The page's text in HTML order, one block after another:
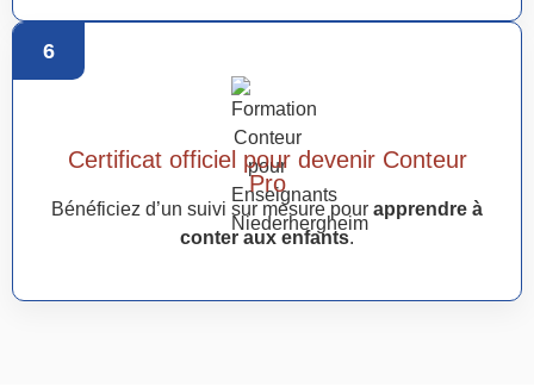
6
Certificat officiel pour devenir Conteur
Pro
Bénéficiez d’un suivi sur mesure pour apprendre à
conter aux enfants.